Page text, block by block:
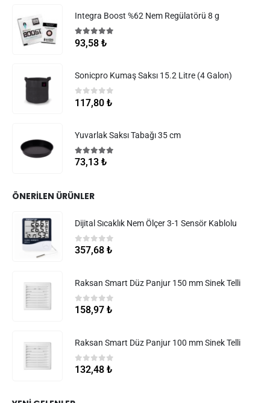
Integra Boost %62 Nem Regülatörü 8 g
5.005 üzerinden
93,58 ₺
Sonicpro Kumaş Saksı 15.2 Litre (4 Galon)
0 5 üzerinden
117,80 ₺
Yuvarlak Saksı Tabağı 35 cm
5.005 üzerinden
73,13 ₺
ÖNERILEN ÜRÜNLER
Dijital Sıcaklık Nem Ölçer 3-1 Sensör Kablolu
05 üzerinden
357,68 ₺
Raksan Smart Düz Panjur 150 mm Sinek Telli
0 5 üzerinden
158,97 ₺
Raksan Smart Düz Panjur 100 mm Sinek Telli
05 üzerinden
132,48 ₺